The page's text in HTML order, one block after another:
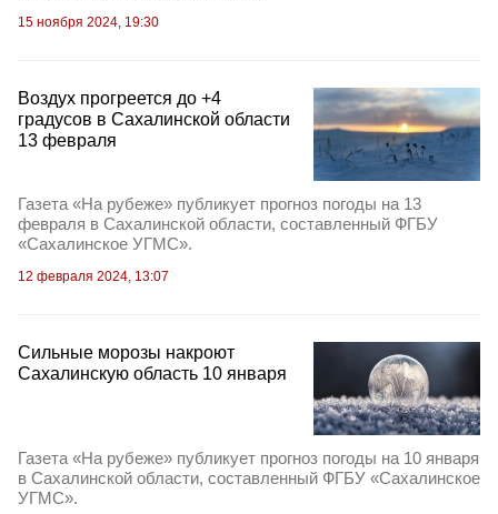
15 ноября 2024, 19:30
Воздух прогреется до +4
градусов в Сахалинской области
13 февраля
Газета «На рубеже» публикует прогноз погоды на 13
февраля в Сахалинской области, составленный ФГБУ
«Сахалинское УГМС».
12 февраля 2024, 13:07
Сильные морозы накроют
Сахалинскую область 10 января
Газета «На рубеже» публикует прогноз погоды на 10 января
в Сахалинской области, составленный ФГБУ «Сахалинское
УГМС».